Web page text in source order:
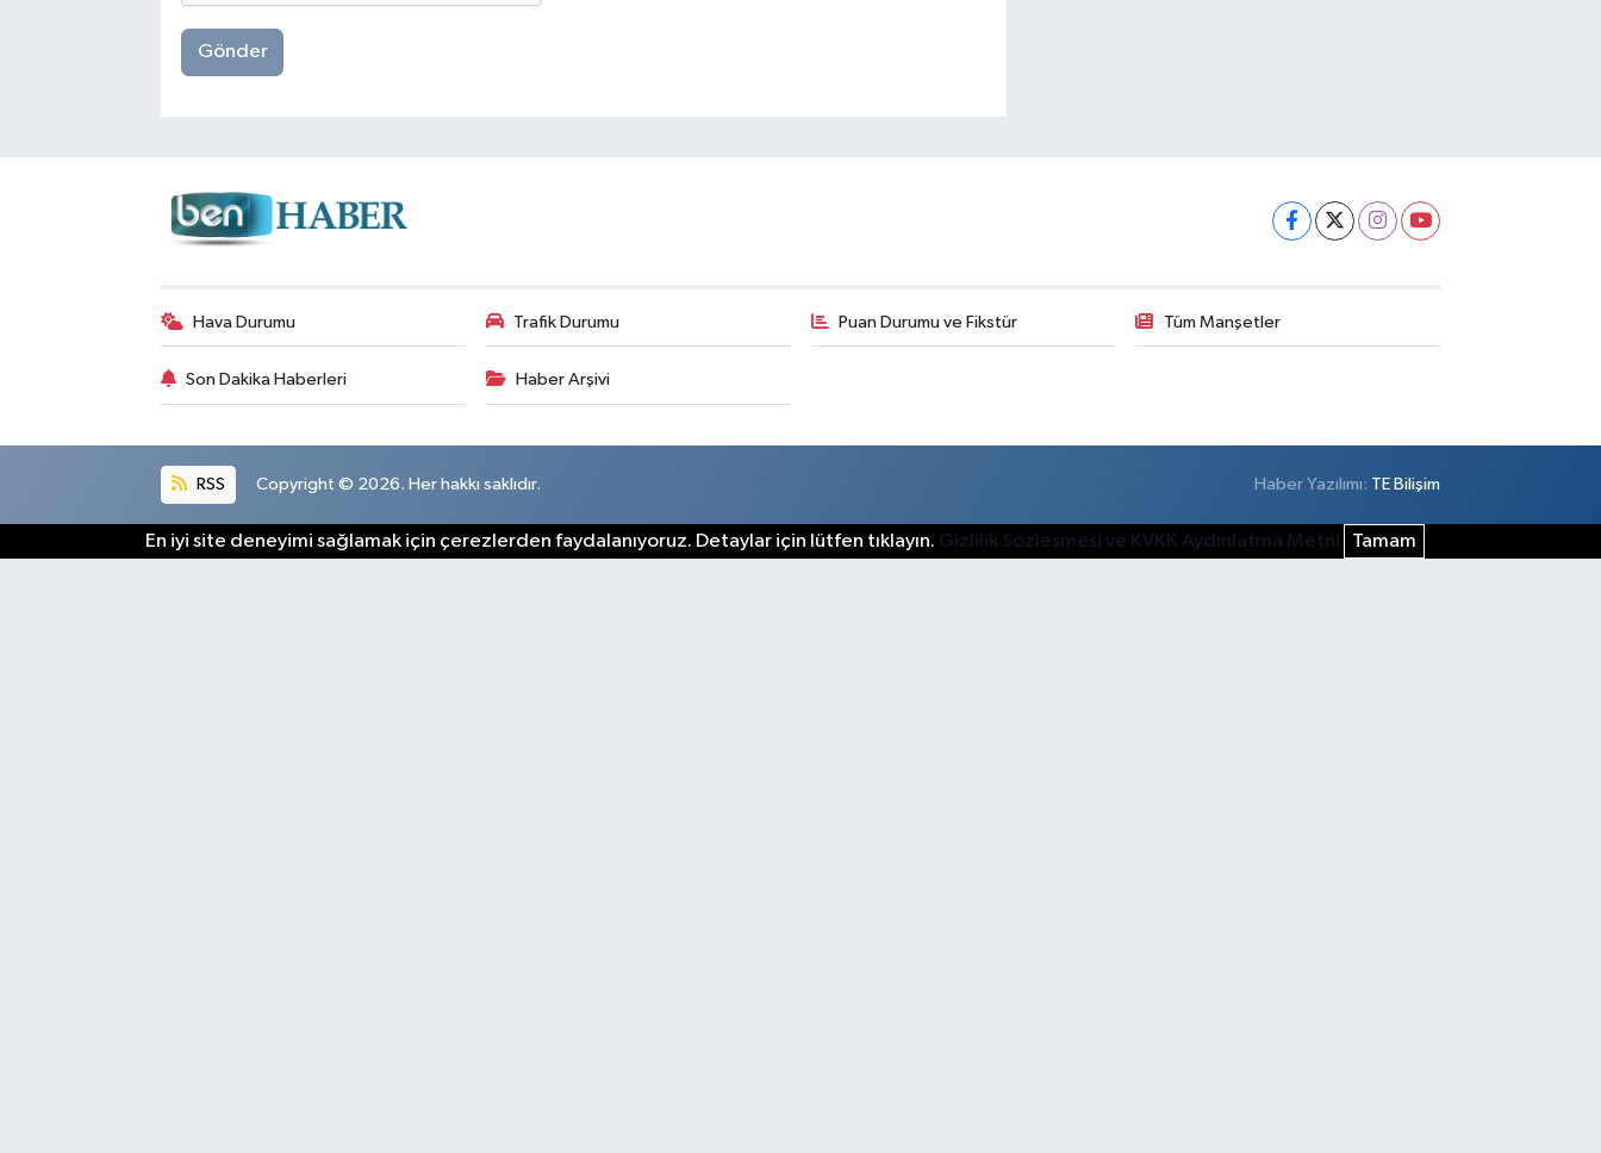
Gönder
Hava Durumu Trafik Durumu Puan Durumu ve Fikstür Tüm Manşetler
Son Dakika Haberleri Haber Arşivi
RSS Copyright © 2026. Her hakkı saklıdır. Haber Yazılımı: TE Bilişim
En iyi site deneyimi sağlamak için çerezlerden faydalanıyoruz. Detaylar için lütfen tıklayın. Gizlilik Sözleşmesi ve KVKK Aydınlatma Metni Tamam